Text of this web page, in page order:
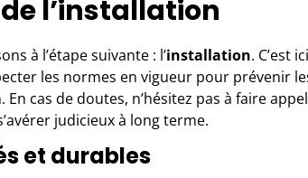
l’installation
à l’étape suivante : l’installation. C’est
les normes en vigueur pour prévenir
cas de doutes, n’hésitez pas à faire
judicieux à long terme.
et durables